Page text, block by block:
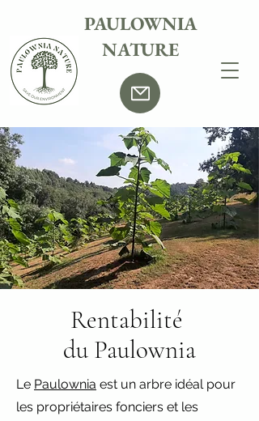
PAULOWNIA
NATURE
Rentabilité
du Paulownia
Le Paulownia est un arbre idéal pour
les propriétaires fonciers et les